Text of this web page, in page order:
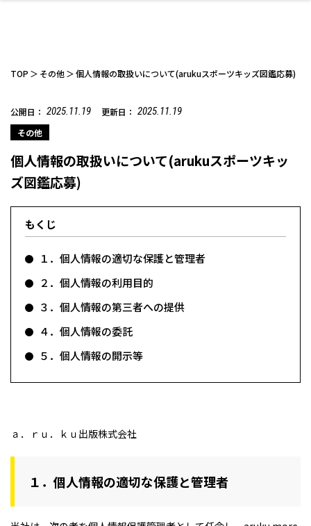
和食 わんぱく
パン アジア・エスニッ テイクアウト
開成山公園
温泉
レジャー・スポー
ツ施設
非日常 イベントレポート
フィットネス・や 鍼灸・整体・リラ
脱毛 温活・サウナ 歯列矯正・審美歯
ファッション
ドア
その他
お仕事探し
保険 病院・クリニック
プ 塾
家づくり
ベーション
TOP その他 個人情報の取扱いについて(arukuスポーツキッズ図鑑応募)
公開日： 2025.11.19 更新日： 2025.11.19
その他
個人情報の取扱いについて(arukuスポーツキッ
ズ図鑑応募)
もくじ
１．個人情報の適切な保護と管理者
２．個人情報の利用目的
３．個人情報の第三者への提供
４．個人情報の委託
５．個人情報の開示等
ａ．ｒｕ．ｋｕ出版株式会社
１．個人情報の適切な保護と管理者